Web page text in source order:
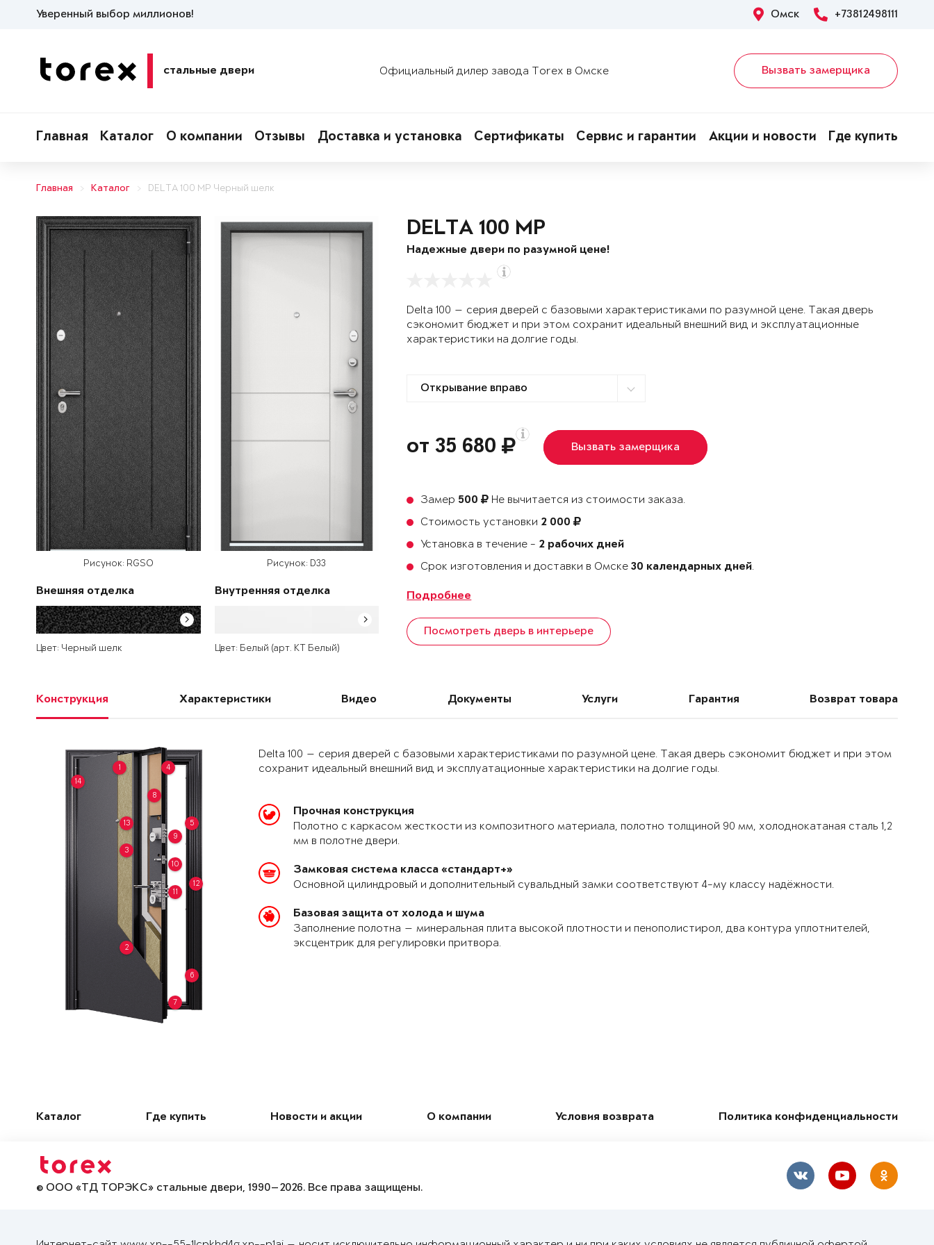
Уверенный выбор миллионов! Омск +73812498111
стальные двери Официальный дилер завода Torex в Омске Вызвать замерщика
Главная Каталог О компании Отзывы Доставка и установка Сертификаты Сервис и гарантии Акции и новости Где купить
Главная Каталог DELTA 100 MP Черный шелк
Рисунок: RGSO
Внешняя отделка
Цвет: Черный шелк
Рисунок: D33
Внутренняя отделка
Цвет: Белый (арт. КТ Белый)
DELTA 100 MP
Надежные двери по разумной цене!
Delta 100 — серия дверей с базовыми характеристиками по разумной цене. Такая дверь
сэкономит бюджет и при этом сохранит идеальный внешний вид и эксплуатационные
характеристики на долгие годы.
от 35 680 Вызвать замерщика
Замер 500
Не вычитается из стоимости заказа.
Стоимость установки 2 000
Установка в течение - 2 рабочих дней
Срок изготовления и доставки в Омске30 календарных дней.
Подробнее
Посмотреть дверь в интерьере
Конструкция Характеристики Видео Документы Услуги Гарантия Возврат товара
1
2
3
4
5
6
7
8
9
10
11
12
13
14
Delta 100 — серия дверей с базовыми характеристиками по разумной цене. Такая дверь сэкономит бюджет и при этом
сохранит идеальный внешний вид и эксплуатационные характеристики на долгие годы.
Прочная конструкция
Полотно с каркасом жесткости из композитного материала, полотно толщиной 90 мм, холоднокатаная сталь 1,2
мм в полотне двери.
Замковая система класса «стандарт+»
Основной цилиндровый и дополнительный сувальдный замки соответствуют 4-му классу надёжности.
Базовая защита от холода и шума
Заполнение полотна — минеральная плита высокой плотности и пенополистирол, два контура уплотнителей,
эксцентрик для регулировки притвора.
Каталог Где купить Новости и акции О компании Условия возврата Политика конфиденциальности
© ООО «ТД ТОРЭКС» стальные двери, 1990—2026. Все права защищены.